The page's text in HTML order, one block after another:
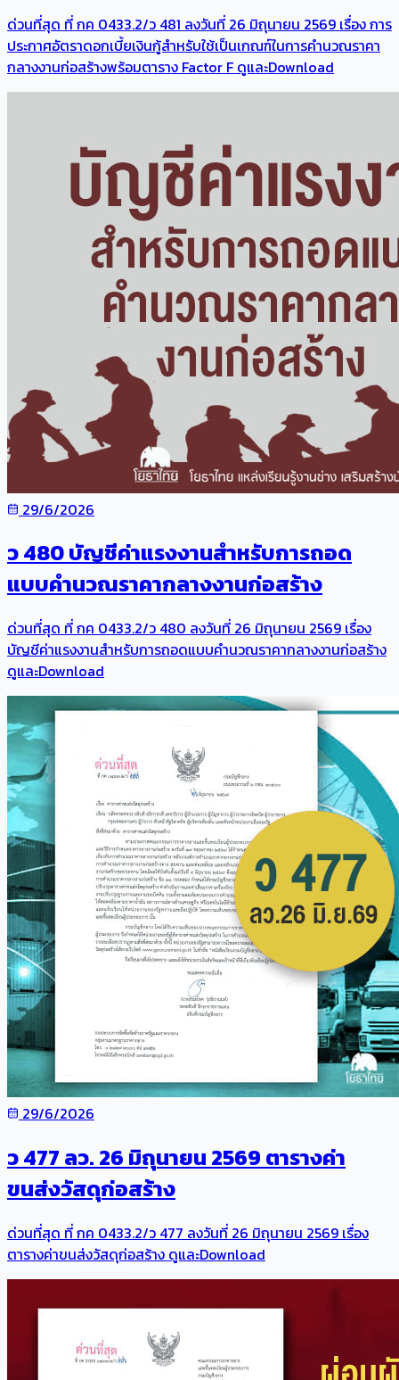
ด่วนที่สุด ที่ กค 0433.2/ว 481 ลงวันที่ 26 มิถุนายน 2569 เรื่อง การ
ประกาศอัตราดอกเบี้ยเงินกู้สำหรับใช้เป็นเกณฑ์ในการคำนวณราคา
กลางงานก่อสร้างพร้อมตาราง Factor F ดูและDownload
29/6/2026
ว 480 บัญชีค่าแรงงานสำหรับการถอด
แบบคำนวณราคากลางงานก่อสร้าง
ด่วนที่สุด ที่ กค 0433.2/ว 480 ลงวันที่ 26 มิถุนายน 2569 เรื่อง
บัญชีค่าแรงงานสำหรับการถอดแบบคำนวณราคากลางงานก่อสร้าง
ดูและDownload
29/6/2026
ว 477 ลว. 26 มิถุนายน 2569 ตารางค่า
ขนส่งวัสดุก่อสร้าง
ด่วนที่สุด ที่ กค 0433.2/ว 477 ลงวันที่ 26 มิถุนายน 2569 เรื่อง
ตารางค่าขนส่งวัสดุก่อสร้าง ดูและDownload